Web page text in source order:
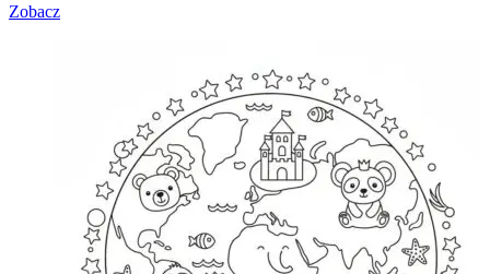
Zobacz